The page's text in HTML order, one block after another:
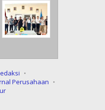
Perusahaan